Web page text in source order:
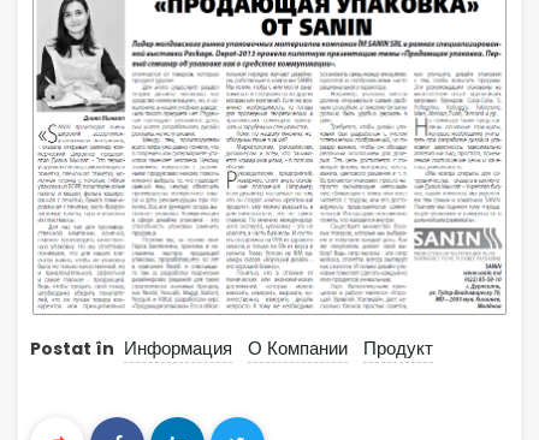
Postat în Информация О Компании Продукт